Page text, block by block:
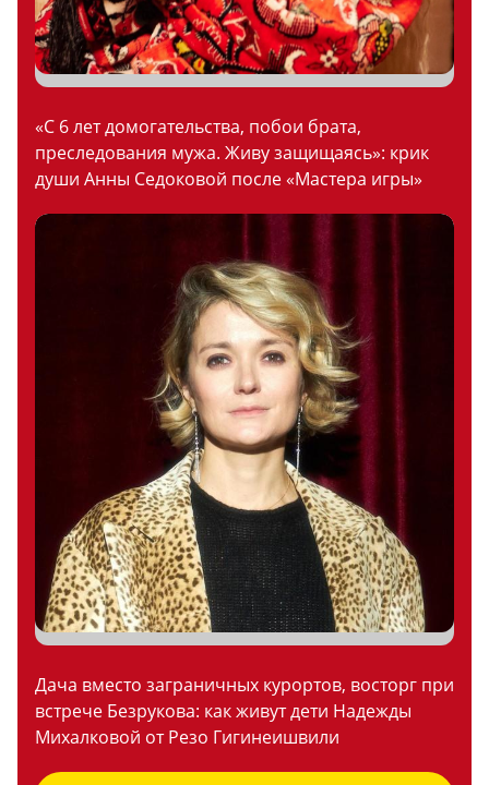
«С 6 лет домогательства, побои брата,
преследования мужа. Живу защищаясь»: крик
души Анны Седоковой после «Мастера игры»
Дача вместо заграничных курортов, восторг при
встрече Безрукова: как живут дети Надежды
Михалковой от Резо Гигинеишвили